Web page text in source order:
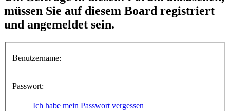
müssen Sie auf diesem Board registriert
und angemeldet sein.
Benutzername:
Passwort:
Ich habe mein Passwort vergessen